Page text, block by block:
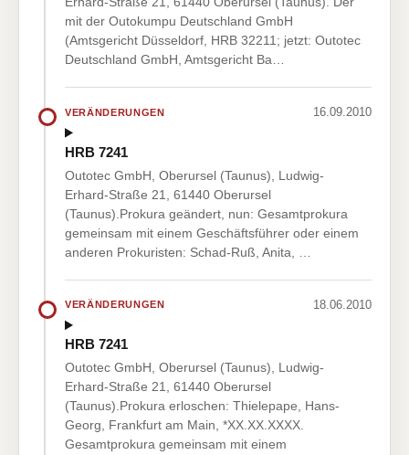
mit der Outokumpu Deutschland GmbH
(Amtsgericht Düsseldorf, HRB 32211; jetzt: Outotec
Deutschland GmbH, Amtsgericht Ba…
VERÄNDERUNGEN 16.09.2010
HRB 7241
Outotec GmbH, Oberursel (Taunus), Ludwig-
Erhard-Straße 21, 61440 Oberursel
(Taunus).Prokura geändert, nun: Gesamtprokura
gemeinsam mit einem Geschäftsführer oder einem
anderen Prokuristen: Schad-Ruß, Anita, …
VERÄNDERUNGEN 18.06.2010
HRB 7241
Outotec GmbH, Oberursel (Taunus), Ludwig-
Erhard-Straße 21, 61440 Oberursel
(Taunus).Prokura erloschen: Thielepape, Hans-
Georg, Frankfurt am Main, *XX.XX.XXXX.
Gesamtprokura gemeinsam mit einem